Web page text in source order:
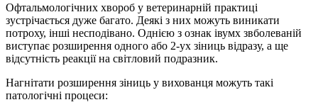
Офтальмологічних хвороб у ветеринарній практиці
зустрічається дуже багато. Деякі з них можуть виникати
потроху, інші несподівано. Однією з ознак івумх звболеваній
виступає розширення одного або 2-ух зіниць відразу, а ще
відсутність реакції на світловий подразник.
Нагнітати розширення зіниць у вихованця можуть такі
патологічні процеси: